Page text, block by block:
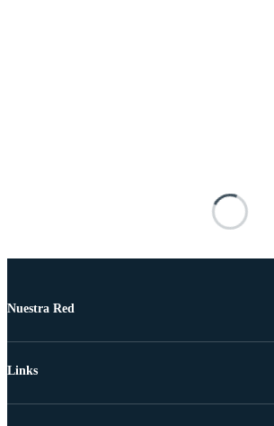
Nuestra Red
Links